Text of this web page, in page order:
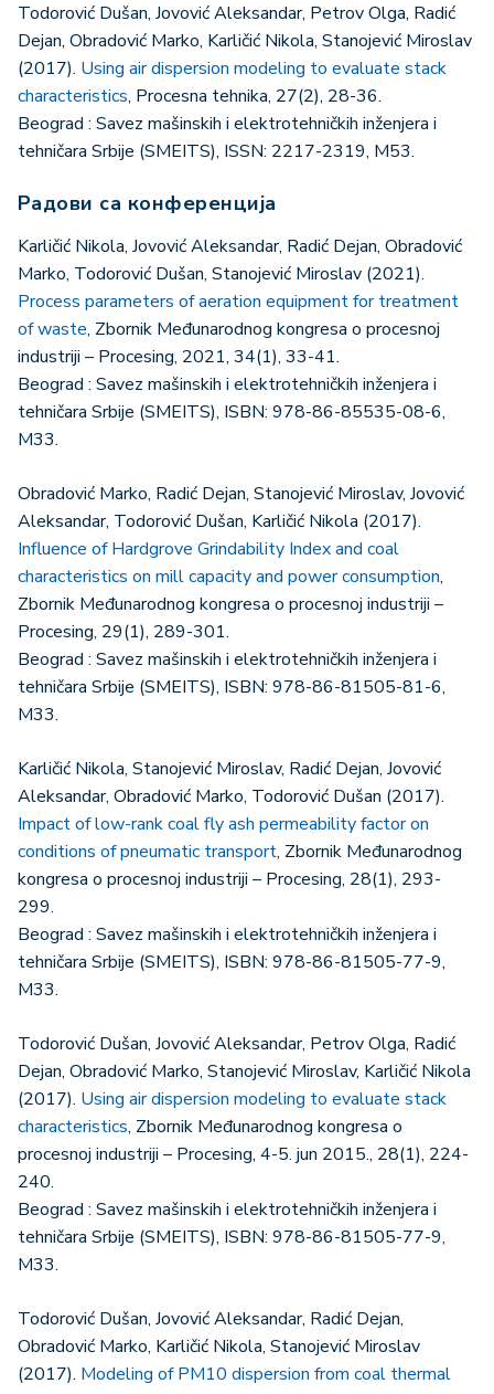
Todorović Dušan, Jovović Aleksandar, Petrov Olga, Radić
Dejan, Obradović Marko, Karličić Nikola, Stanojević Miroslav
(2017). Using air dispersion modeling to evaluate stack
characteristics, Procesna tehnika, 27(2), 28-36.
Beograd : Savez mašinskih i elektrotehničkih inženjera i
tehničara Srbije (SMEITS), ISSN: 2217-2319, M53.
Радови са конференција
Karličić Nikola, Jovović Aleksandar, Radić Dejan, Obradović
Marko, Todorović Dušan, Stanojević Miroslav (2021).
Process parameters of aeration equipment for treatment
of waste, Zbornik Međunarodnog kongresa o procesnoj
industriji – Procesing, 2021, 34(1), 33-41.
Beograd : Savez mašinskih i elektrotehničkih inženjera i
tehničara Srbije (SMEITS), ISBN: 978-86-85535-08-6,
M33.
Obradović Marko, Radić Dejan, Stanojević Miroslav, Jovović
Aleksandar, Todorović Dušan, Karličić Nikola (2017).
Influence of Hardgrove Grindability Index and coal
characteristics on mill capacity and power consumption,
Zbornik Međunarodnog kongresa o procesnoj industriji –
Procesing, 29(1), 289-301.
Beograd : Savez mašinskih i elektrotehničkih inženjera i
tehničara Srbije (SMEITS), ISBN: 978-86-81505-81-6,
M33.
Karličić Nikola, Stanojević Miroslav, Radić Dejan, Jovović
Aleksandar, Obradović Marko, Todorović Dušan (2017).
Impact of low-rank coal fly ash permeability factor on
conditions of pneumatic transport, Zbornik Međunarodnog
kongresa o procesnoj industriji – Procesing, 28(1), 293-
299.
Beograd : Savez mašinskih i elektrotehničkih inženjera i
tehničara Srbije (SMEITS), ISBN: 978-86-81505-77-9,
M33.
Todorović Dušan, Jovović Aleksandar, Petrov Olga, Radić
Dejan, Obradović Marko, Stanojević Miroslav, Karličić Nikola
(2017). Using air dispersion modeling to evaluate stack
characteristics, Zbornik Međunarodnog kongresa o
procesnoj industriji – Procesing, 4-5. jun 2015., 28(1), 224-
240.
Beograd : Savez mašinskih i elektrotehničkih inženjera i
tehničara Srbije (SMEITS), ISBN: 978-86-81505-77-9,
M33.
Todorović Dušan, Jovović Aleksandar, Radić Dejan,
Obradović Marko, Karličić Nikola, Stanojević Miroslav
(2017). Modeling of PM10 dispersion from coal thermal